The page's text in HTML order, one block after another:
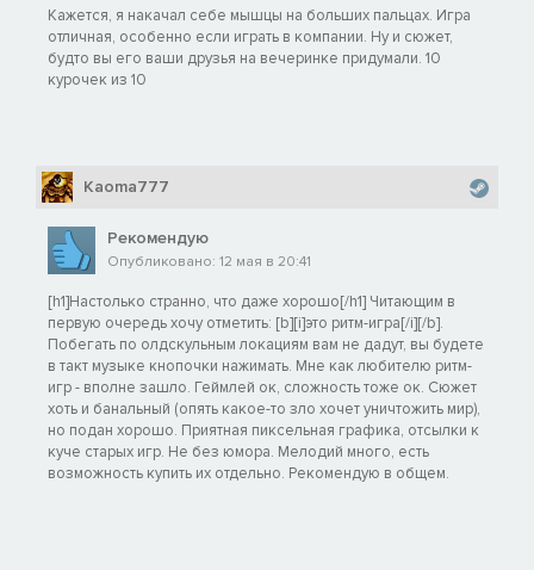
Кажется, я накачал себе мышцы на больших пальцах. Игра
отличная, особенно если играть в компании. Ну и сюжет,
будто вы его ваши друзья на вечеринке придумали. 10
курочек из 10
Kaoma777
Рекомендую
Опубликовано: 12 мая в 20:41
[h1]Настолько странно, что даже хорошо[/h1] Читающим в
первую очередь хочу отметить: [b][i]это ритм-игра[/i][/b].
Побегать по олдскульным локациям вам не дадут, вы будете
в такт музыке кнопочки нажимать. Мне как любителю ритм-
игр - вполне зашло. Геймлей ок, сложность тоже ок. Сюжет
хоть и банальный (опять какое-то зло хочет уничтожить мир),
но подан хорошо. Приятная пиксельная графика, отсылки к
куче старых игр. Не без юмора. Мелодий много, есть
возможность купить их отдельно. Рекомендую в общем.